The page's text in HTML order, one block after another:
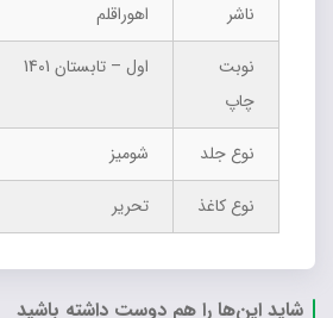
ناشر
اهوراقلم
نوبت
چاپ
اول – تابستان 1401
نوع جلد
شومیز
نوع کاغذ
تحریر
شاید این‌ها را هم دوست داشته باشید